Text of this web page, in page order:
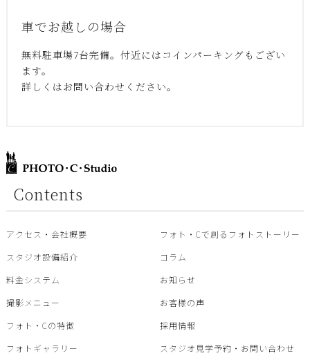
車でお越しの場合
無料駐車場7台完備。付近にはコインパーキングもござい
ます。
詳しくはお問い合わせください。
Contents
アクセス・会社概要
スタジオ設備紹介
料金システム
撮影メニュー
フォト・Cの特徴
フォトギャラリー
フォト・Cで創るフォトストーリー
コラム
お知らせ
お客様の声
採用情報
スタジオ見学予約・お問い合わせ